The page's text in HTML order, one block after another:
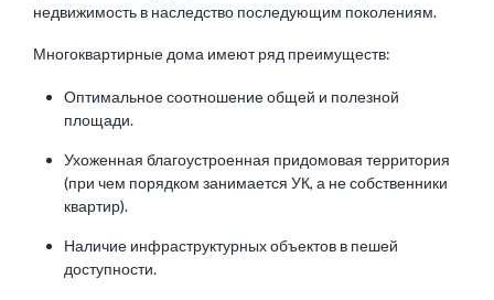
недвижимость в наследство последующим поколениям.
Многоквартирные дома имеют ряд преимуществ:
Оптимальное соотношение общей и полезной
площади.
Ухоженная благоустроенная придомовая территория
(при чем порядком занимается УК, а не собственники
квартир).
Наличие инфраструктурных объектов в пешей
доступности.